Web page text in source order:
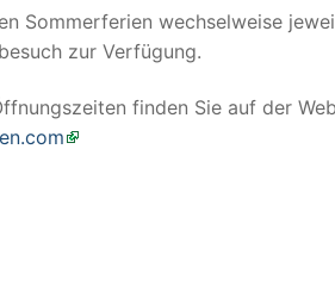
Sommerferien wechselweise
zur Verfügung.
finden Sie auf der